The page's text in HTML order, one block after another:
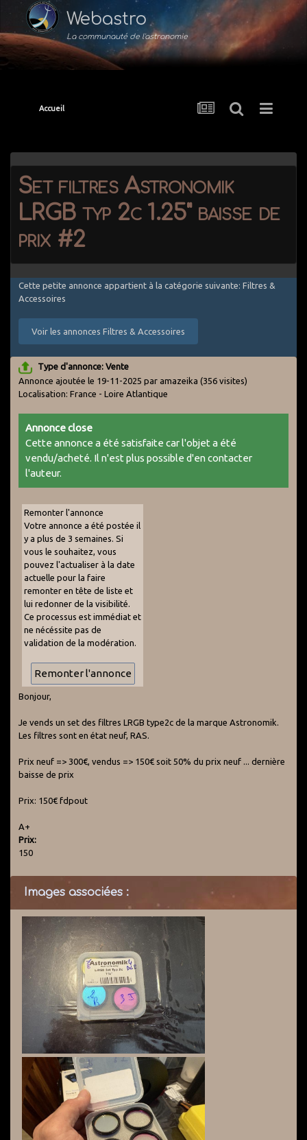
Webastro
La communauté de l'astronomie
Accueil
Set filtres Astronomik
LRGB typ 2c 1.25" baisse de
prix #2
Cette petite annonce appartient à la catégorie suivante: Filtres &
Accessoires
Voir les annonces Filtres & Accessoires
Type d'annonce: Vente
Annonce ajoutée le 19-11-2025 par amazeika (356 visites)
Localisation: France - Loire Atlantique
Annonce close
Cette annonce a été satisfaite car l'objet a été
vendu/acheté. Il n'est plus possible d'en contacter
l'auteur.
Remonter l'annonce
Votre annonce a été postée il
y a plus de 3 semaines. Si
vous le souhaitez, vous
pouvez l'actualiser à la date
actuelle pour la faire
remonter en tête de liste et
lui redonner de la visibilité.
Ce processus est immédiat et
ne nécéssite pas de
validation de la modération.
Bonjour,
Je vends un set des filtres LRGB type2c de la marque Astronomik.
Les filtres sont en état neuf, RAS.
Prix neuf => 300€, vendus => 150€ soit 50% du prix neuf ... dernière
baisse de prix
Prix: 150€ fdpout
A+
Prix:
150
Images associées :